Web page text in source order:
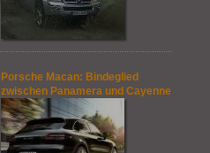
Porsche Macan: Bindeglied
zwischen Panamera und Cayenne